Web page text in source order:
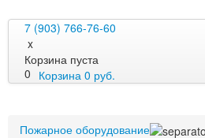
7 (903) 766-76-60
x
Корзина пуста
0 Корзина 0 руб.
Перезарядка
Пожарное оборудование